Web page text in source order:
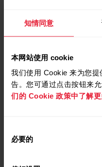
知情同意
本网站使用 cookie
我们使用 Cookie 来为您
告。您可通过点击按钮来
们的 Cookie 政策中了解
必要的